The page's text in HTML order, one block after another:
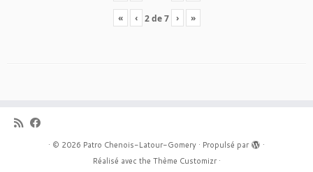
« ‹ 2de7 › »
· © 2026 Patro Chenois-Latour-Gomery · Propulsé par
·
Réalisé avec the Thème Customizr·